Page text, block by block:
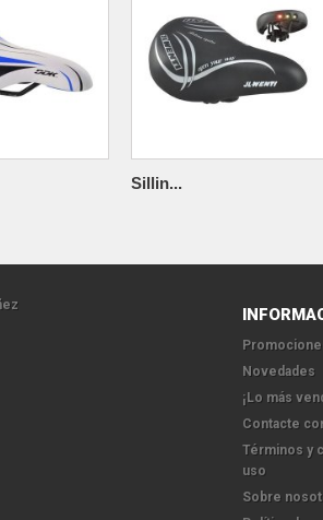
Sillin...
Novedades
¡Lo más
Contacte
Términos y
uso
Sobre